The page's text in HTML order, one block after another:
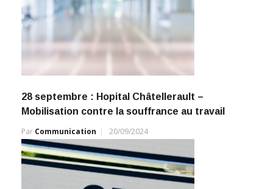
28 septembre : Hopital Châtellerault –
Mobilisation contre la souffrance au travail
Par Communication 20/09/2024